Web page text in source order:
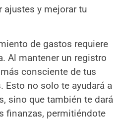
ajustes y mejorar tu
de gastos requiere
Al mantener un registro
consciente de tus
Esto no solo te ayudará a
sino que también te dará
finanzas, permitiéndote